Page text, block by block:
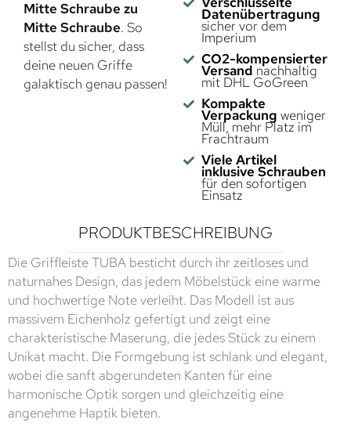
Mitte Schraube zu
Mitte Schraube. So
stellst du sicher, dass
deine neuen Griffe
galaktisch genau passen!
Datenübertragung
sicher vor dem
Imperium
CO2-kompensierter
Versand nachhaltig
mit DHL GoGreen
Kompakte
Verpackung weniger
Müll, mehr Platz im
Frachtraum
Viele Artikel
inklusive Schrauben
für den sofortigen
Einsatz
PRODUKTBESCHREIBUNG
Die Griffleiste TUBA besticht durch ihr zeitloses und
naturnahes Design, das jedem Möbelstück eine warme
und hochwertige Note verleiht. Das Modell ist aus
massivem Eichenholz gefertigt und zeigt eine
charakteristische Maserung, die jedes Stück zu einem
Unikat macht. Die Formgebung ist schlank und elegant,
wobei die sanft abgerundeten Kanten für eine
harmonische Optik sorgen und gleichzeitig eine
angenehme Haptik bieten.